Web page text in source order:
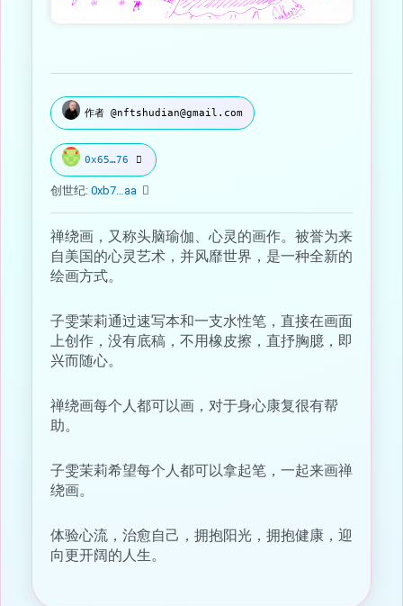
作者 @nftshudian@gmail.com
0x65…76
创世纪: 0xb7…aa
禅绕画，又称头脑瑜伽、心灵的画作。被誉为来
自美国的心灵艺术，并风靡世界，是一种全新的
绘画方式。
子雯茉莉通过速写本和一支水性笔，直接在画面
上创作，没有底稿，不用橡皮擦，直抒胸臆，即
兴而随心。
禅绕画每个人都可以画，对于身心康复很有帮
助。
子雯茉莉希望每个人都可以拿起笔，一起来画禅
绕画。
体验心流，治愈自己，拥抱阳光，拥抱健康，迎
向更开阔的人生。